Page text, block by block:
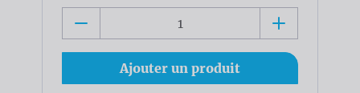
Ajouter un produit